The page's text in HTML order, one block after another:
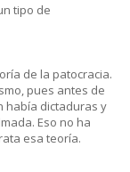
tipo de
de la patocracia.
pues antes de
había dictaduras y
Eso no ha
esa teoría.